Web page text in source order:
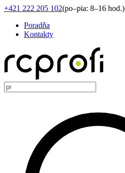
+421 222 205 102(po–pia: 8–16 hod.)
Poradňa
Kontakty